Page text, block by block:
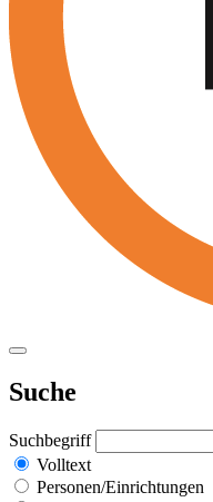
Suche
Suchbegriff
Volltext
Personen/Einrichtungen